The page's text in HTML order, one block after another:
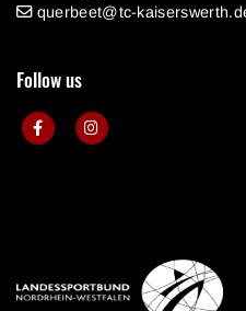
querbeet@tc-
Follow us